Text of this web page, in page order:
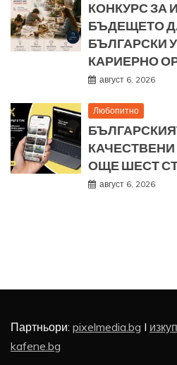
КОНКУРС ЗА
БЪДЕЩЕТО
БЪЛГАРСКИ
КАРИЕРНО
август 6, 2026
Любопитно
ОЩЕ ШЕСТ
август 6, 2026
Партньори: pixelmedia.bg I
kafene.bg